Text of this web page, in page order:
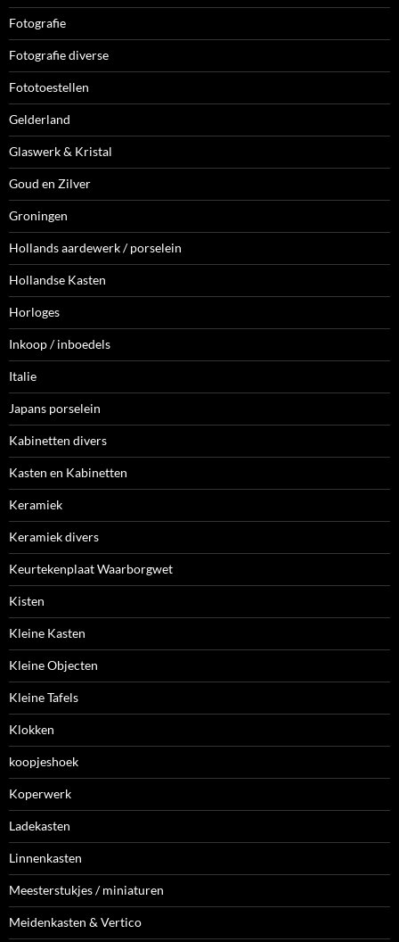
Fotografie
Fotografie diverse
Fototoestellen
Gelderland
Glaswerk & Kristal
Goud en Zilver
Groningen
Hollands aardewerk / porselein
Hollandse Kasten
Horloges
Inkoop / inboedels
Italie
Japans porselein
Kabinetten divers
Kasten en Kabinetten
Keramiek
Keramiek divers
Keurtekenplaat Waarborgwet
Kisten
Kleine Kasten
Kleine Objecten
Kleine Tafels
Klokken
koopjeshoek
Koperwerk
Ladekasten
Linnenkasten
Meesterstukjes / miniaturen
Meidenkasten & Vertico